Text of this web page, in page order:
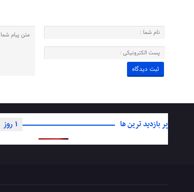
پر بازدید ترین ها 1 روز